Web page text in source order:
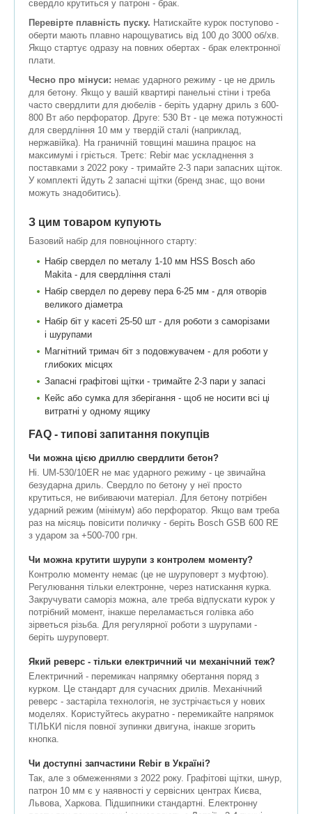
свердло крутиться у патроні - брак.
Перевірте плавність пуску. Натискайте курок поступово -
оберти мають плавно нарощуватись від 100 до 3000 об/хв.
Якщо стартує одразу на повних обертах - брак електронної
плати.
Чесно про мінуси: немає ударного режиму - це не дриль
для бетону. Якщо у вашій квартирі панельні стіни і треба
часто свердлити для дюбелів - беріть ударну дриль з 600-
800 Вт або перфоратор. Друге: 530 Вт - це межа потужності
для свердління 10 мм у твердій сталі (наприклад,
нержавійка). На граничній товщині машина працює на
максимумі і гріється. Третє: Rebir має ускладнення з
поставками з 2022 року - тримайте 2-3 пари запасних щіток.
У комплекті йдуть 2 запасні щітки (бренд знає, що вони
можуть знадобитись).
З цим товаром купують
Базовий набір для повноцінного старту:
Набір свердел по металу 1-10 мм HSS Bosch або
Makita - для свердління сталі
Набір свердел по дереву пера 6-25 мм - для отворів
великого діаметра
Набір біт у касеті 25-50 шт - для роботи з саморізами
і шурупами
Магнітний тримач біт з подовжувачем - для роботи у
глибоких місцях
Запасні графітові щітки - тримайте 2-3 пари у запасі
Кейс або сумка для зберігання - щоб не носити всі ці
витратні у одному ящику
FAQ - типові запитання покупців
Чи можна цією дриллю свердлити бетон?
Ні. UM-530/10ER не має ударного режиму - це звичайна
безударна дриль. Свердло по бетону у неї просто
крутиться, не вибиваючи матеріал. Для бетону потрібен
ударний режим (мінімум) або перфоратор. Якщо вам треба
раз на місяць повісити поличку - беріть Bosch GSB 600 RE
з ударом за +500-700 грн.
Чи можна крутити шурупи з контролем моменту?
Контролю моменту немає (це не шуруповерт з муфтою).
Регулювання тільки електронне, через натискання курка.
Закручувати саморіз можна, але треба відпускати курок у
потрібний момент, інакше переламається голівка або
зірветься різьба. Для регулярної роботи з шурупами -
беріть шуруповерт.
Який реверс - тільки електричний чи механічний теж?
Електричний - перемикач напрямку обертання поряд з
курком. Це стандарт для сучасних дрилів. Механічний
реверс - застаріла технологія, не зустрічається у нових
моделях. Користуйтесь акуратно - перемикайте напрямок
ТІЛЬКИ після повної зупинки двигуна, інакше згорить
кнопка.
Чи доступні запчастини Rebir в Україні?
Так, але з обмеженнями з 2022 року. Графітові щітки, шнур,
патрон 10 мм є у наявності у сервісних центрах Києва,
Львова, Харкова. Підшипники стандартні. Електронну